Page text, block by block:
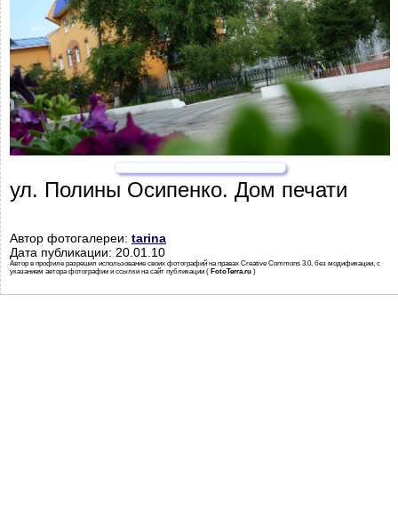
ул. Полины Осипенко. Дом печати
Автор фотогалереи: tarina
Дата публикации: 20.01.10
Автор в профиле разрешил использование своих фотографий на правах Creative Commons 3.0, без модификации, с
указанием автора фотографии и ссылки на сайт публикации ( FotoTerra.ru )